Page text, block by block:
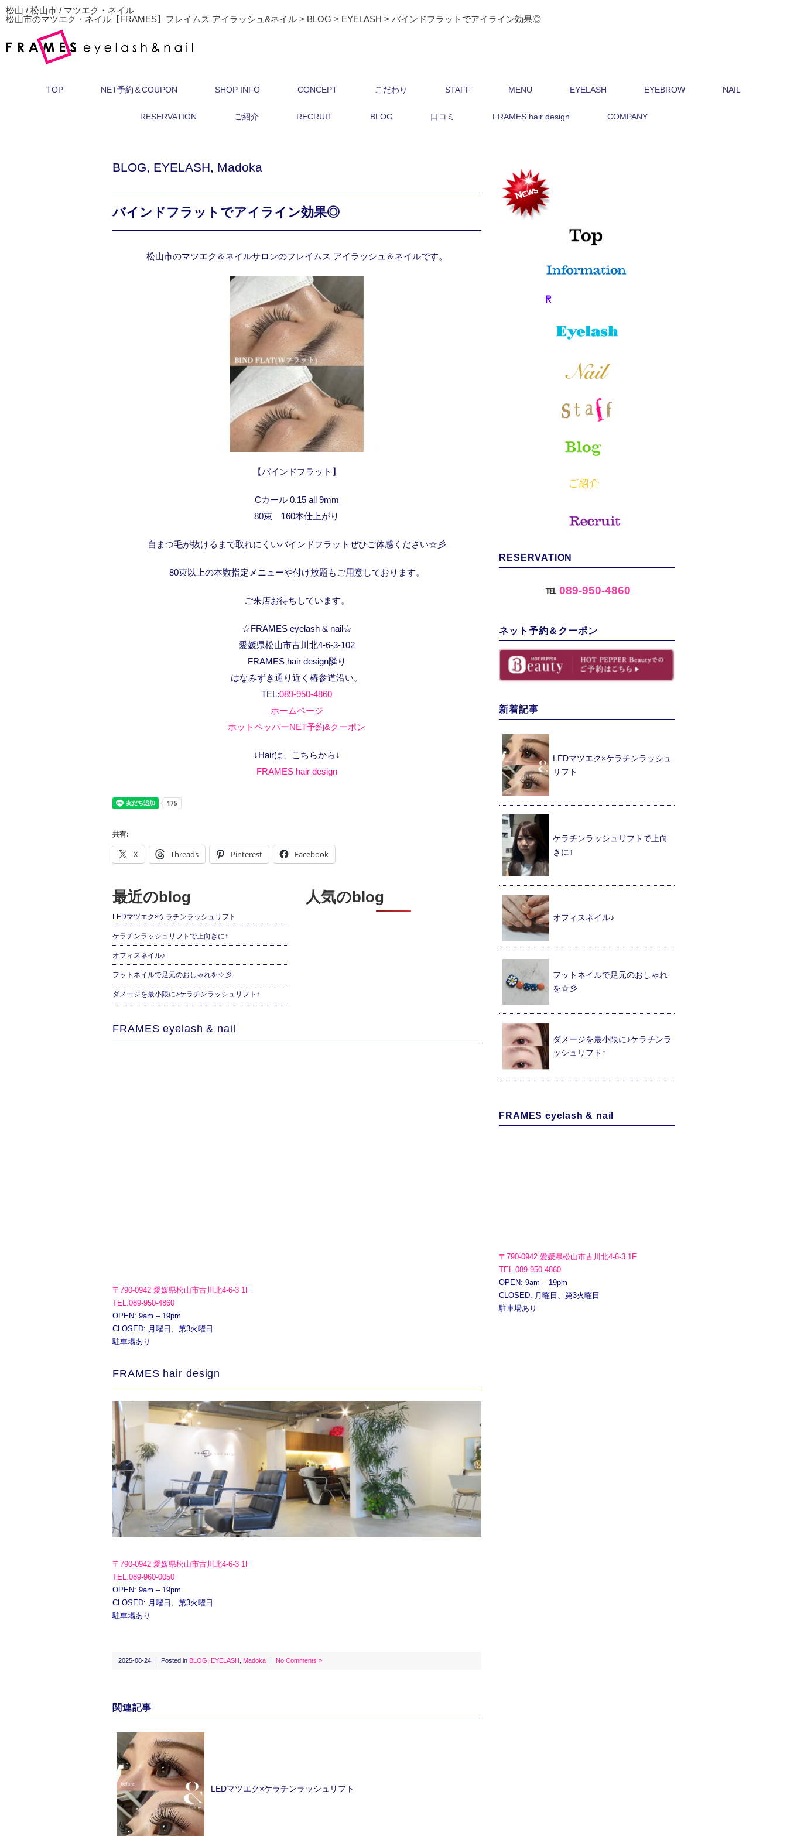
松山 / 松山市 / マツエク・ネイル
松山市のマツエク・ネイル【FRAMES】フレイムス アイラッシュ&ネイル > BLOG > EYELASH > バインドフラットでアイライン効果◎
TOP NET予約＆COUPON SHOP INFO CONCEPT こだわり STAFF MENU EYELASH EYEBROW NAIL
RESERVATION ご紹介 RECRUIT BLOG 口コミ FRAMES hair design COMPANY
BLOG, EYELASH, Madoka
バインドフラットでアイライン効果◎
松山市のマツエク＆ネイルサロンのフレイムス アイラッシュ＆ネイルです。
【バインドフラット】
Cカール 0.15 all 9mm
80束 160本仕上がり
自まつ毛が抜けるまで取れにくいバインドフラットぜひご体感ください☆彡
80束以上の本数指定メニューや付け放題もご用意しております。
ご来店お待ちしています。
☆FRAMES eyelash & nail☆
愛媛県松山市古川北4-6-3-102
FRAMES hair design隣り
はなみずき通り近く椿参道沿い。
TEL:089-950-4860
ホームページ
ホットペッパーNET予約&クーポン
↓Hairは、こちらから↓
FRAMES hair design
共有:
X Threads Pinterest Facebook
最近のblog
LEDマツエク×ケラチンラッシュリフト
ケラチンラッシュリフトで上向きに↑
オフィスネイル♪
フットネイルで足元のおしゃれを☆彡
ダメージを最小限に♪ケラチンラッシュリフト↑
人気のblog
FRAMES eyelash & nail
〒790-0942 愛媛県松山市古川北4-6-3 1F
TEL.089-950-4860
OPEN: 9am – 19pm
CLOSED: 月曜日、第3火曜日
駐車場あり
FRAMES hair design
〒790-0942 愛媛県松山市古川北4-6-3 1F
TEL.089-960-0050
OPEN: 9am – 19pm
CLOSED: 月曜日、第3火曜日
駐車場あり
2025-08-24 ｜ Posted in BLOG EYELASH Madoka ｜ No Comments »
関連記事
LEDマツエク×ケラチンラッシュリフト
RESERVATION
℡089-950-4860
ネット予約＆クーポン
新着記事
LEDマツエク×ケラチンラッシュ
リフト
ケラチンラッシュリフトで上向
きに↑
オフィスネイル♪
フットネイルで足元のおしゃれ
を☆彡
ダメージを最小限に♪ケラチンラ
ッシュリフト↑
FRAMES eyelash & nail
〒790-0942 愛媛県松山市古川北4-6-3 1F
TEL.089-950-4860
OPEN: 9am – 19pm
CLOSED: 月曜日、第3火曜日
駐車場あり